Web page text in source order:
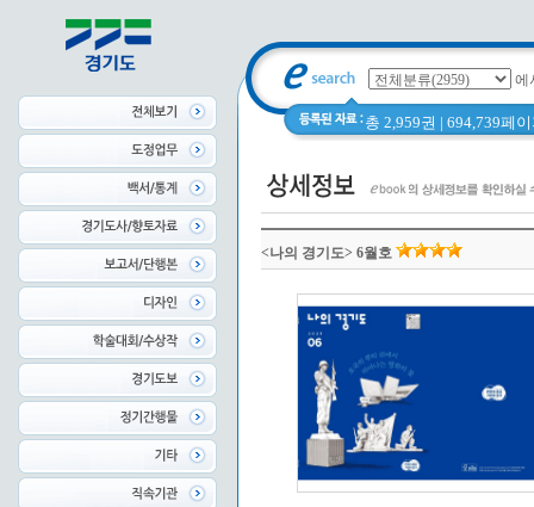
에
총 2,959권 | 694,739페
<나의 경기도> 6월호